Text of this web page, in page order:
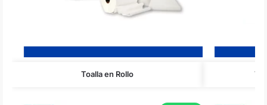
Toalla en Rollo